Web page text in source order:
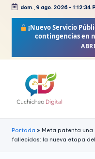
dom., 9 ago. 2026 - 1:12:35
¡Nuevo Servicio
contingencias en
u
c
Moda,
Crochet,
Portada » Meta patenta una
fallecidos: la nueva etapa